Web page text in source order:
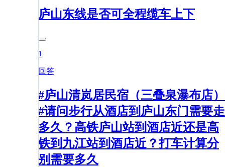
庐山东线是否可全程缆车上下
1
回答
#庐山清岚居民宿（三叠泉瀑布店）
#请问步行从酒店到庐山东门需要走
多久？高铁庐山站到酒店近还是高
铁到九江站到酒店近？打车计算分
别需要多久